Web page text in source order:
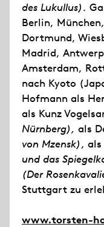
des Lukullus).
Berlin,
Dortmund,
Madrid,
Amsterdam,
nach Kyoto
Hofmann als
als Kunz
Nürnberg), als
von Mzensk),
und das
(Der
Stuttgart zu
www.torsten-